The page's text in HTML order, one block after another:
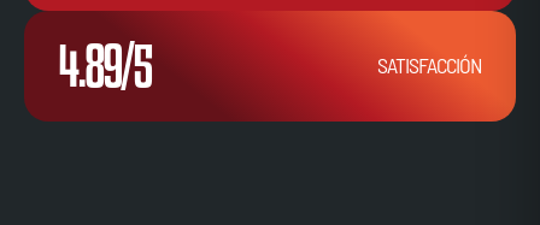
4.89/5 SATISFACCIÓN